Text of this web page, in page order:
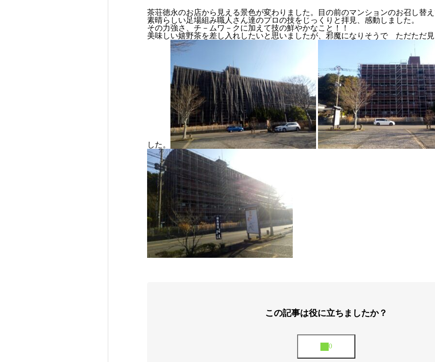
茶荘徳永のお店から見える景色が変わりました。目の前のマンションのお召し替え
素晴らしい足場組み職人さん達のプロの技をじっくりと拝見、感動しました。
その力強さ、チ－ムワ－クに加えて技の鮮やかなこと！！
美味しい嬉野茶を差し入れしたいと思いましたが、邪魔になりそうで ただただ
した。
この記事は役に立ちましたか？